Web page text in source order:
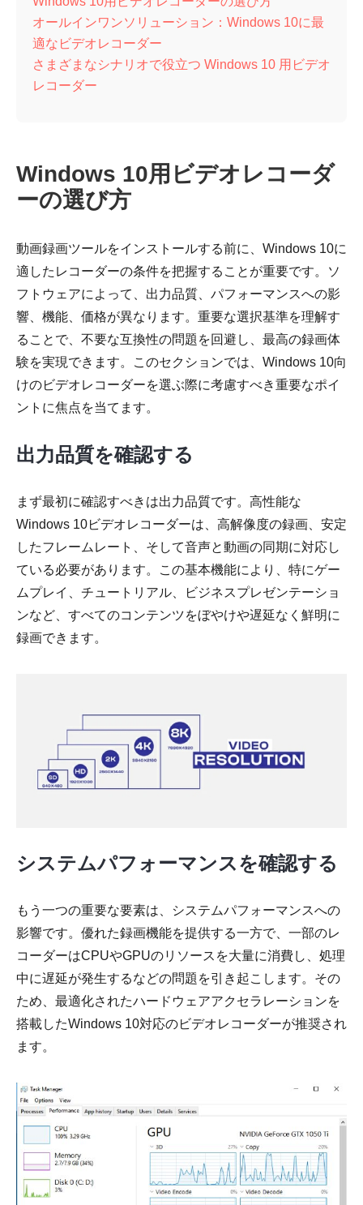
オールインワンソリューション：Windows 10に最
適なビデオレコーダー
さまざまなシナリオで役立つ Windows 10 用ビデオ
レコーダー
Windows 10用ビデオレコーダ
ーの選び方
動画録画ツールをインストールする前に、Windows 10に
適したレコーダーの条件を把握することが重要です。ソ
フトウェアによって、出力品質、パフォーマンスへの影
響、機能、価格が異なります。重要な選択基準を理解す
ることで、不要な互換性の問題を回避し、最高の録画体
験を実現できます。このセクションでは、Windows 10向
けのビデオレコーダーを選ぶ際に考慮すべき重要なポイ
ントに焦点を当てます。
出力品質を確認する
まず最初に確認すべきは出力品質です。高性能な
Windows 10ビデオレコーダーは、高解像度の録画、安定
したフレームレート、そして音声と動画の同期に対応し
ている必要があります。この基本機能により、特にゲー
ムプレイ、チュートリアル、ビジネスプレゼンテーショ
ンなど、すべてのコンテンツをぼやけや遅延なく鮮明に
録画できます。
システムパフォーマンスを確認する
もう一つの重要な要素は、システムパフォーマンスへの
影響です。優れた録画機能を提供する一方で、一部のレ
コーダーはCPUやGPUのリソースを大量に消費し、処理
中に遅延が発生するなどの問題を引き起こします。その
ため、最適化されたハードウェアアクセラレーションを
搭載したWindows 10対応のビデオレコーダーが推奨され
ます。